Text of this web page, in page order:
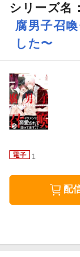
シリーズ名：
腐男子召
した〜
1
配